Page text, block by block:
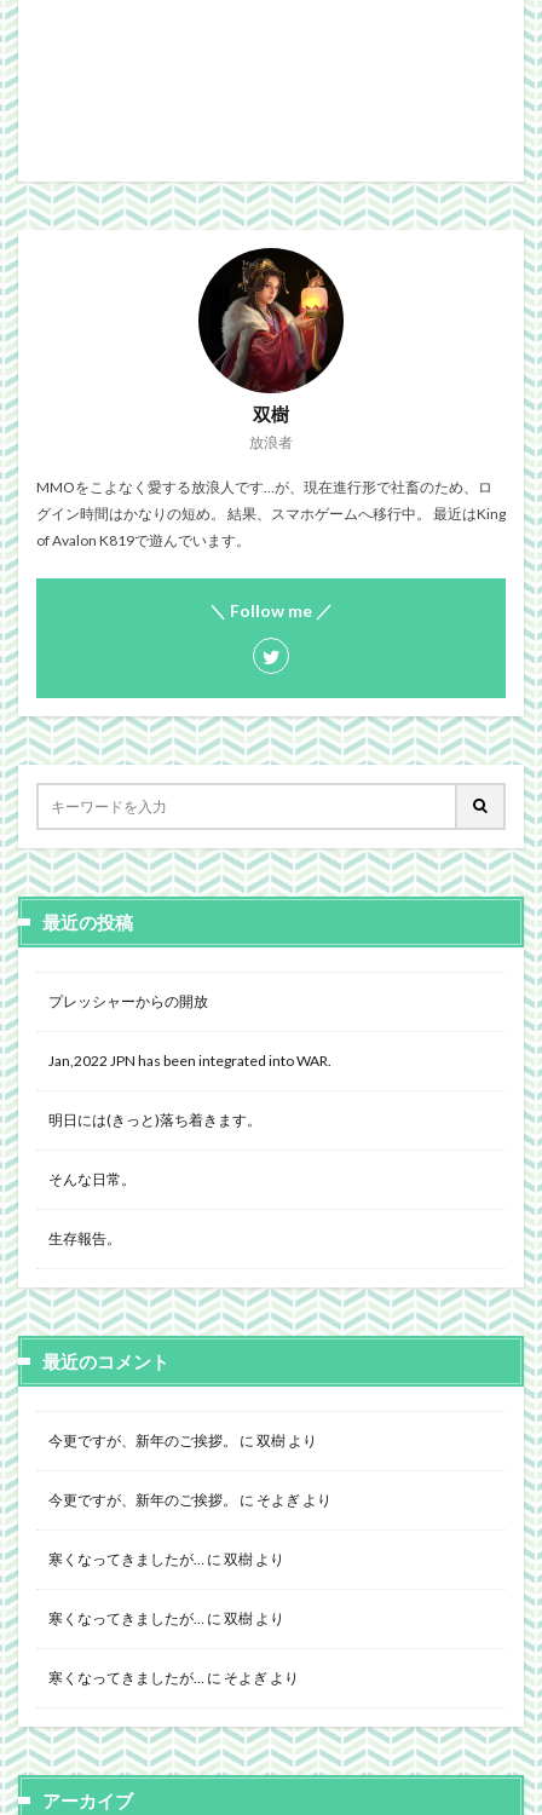
双樹
放浪者
MMOをこよなく愛する放浪人です…が、現在進行形で社畜のため、ロ
グイン時間はかなりの短め。 結果、スマホゲームへ移行中。 最近はKing
of Avalon K819で遊んでいます。
＼ Follow me ／
最近の投稿
プレッシャーからの開放
Jan,2022 JPN has been integrated into WAR.
明日には(きっと)落ち着きます。
そんな日常。
生存報告。
最近のコメント
今更ですが、新年のご挨拶。 に 双樹 より
今更ですが、新年のご挨拶。 に そよぎ より
寒くなってきましたが… に 双樹 より
寒くなってきましたが… に 双樹 より
寒くなってきましたが… に そよぎ より
アーカイブ